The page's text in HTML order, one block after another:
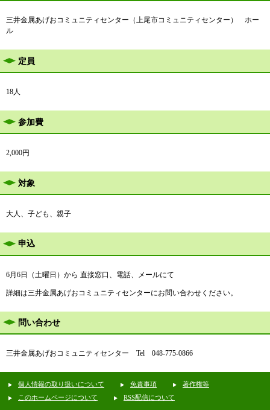
三井金属あげおコミュニティセンター（上尾市コミュニティセンター） ホー
ル
定員
18人
参加費
2,000円
対象
大人、子ども、親子
申込
6月6日（土曜日）から 直接窓口、電話、メールにて
詳細は三井金属あげおコミュニティセンターにお問い合わせください。
問い合わせ
三井金属あげおコミュニティセンター Tel 048-775-0866
個人情報の取り扱いについて 免責事項
著作権等
このホームページについて
RSS配信について